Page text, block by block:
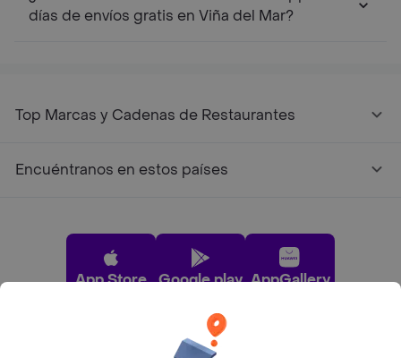
días de envíos gratis en Viña del Mar?
Top Marcas y Cadenas de Restaurantes
Encuéntranos en estos países
App Store Google play AppGallery